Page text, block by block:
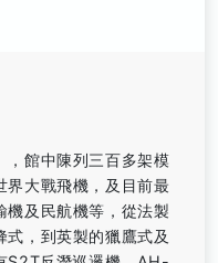
，館中陳列三百多架模
界大戰飛機，及目前最
機及民航機等，從法製
式，到英製的獵鷹式及